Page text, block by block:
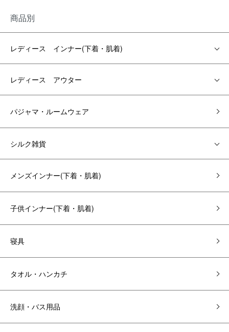
商品別
レディース インナー(下着・肌着)
レディース アウター
パジャマ・ルームウェア
シルク雑貨
メンズインナー(下着・肌着)
子供インナー(下着・肌着)
寝具
タオル・ハンカチ
洗顔・バス用品